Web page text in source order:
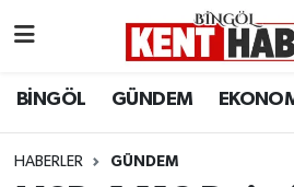
BİNGÖL GÜNDEM
HABERLER GÜNDEM
BİLİM-TEKNOLOJİ
Bingöl Hava Durumu